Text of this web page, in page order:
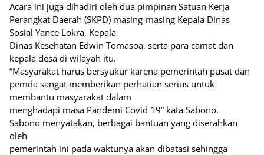
Acara ini juga dihadiri oleh dua pimpinan Satuan Kerja
Perangkat Daerah (SKPD) masing-masing Kepala Dinas
Sosial Yance Lokra, Kepala
Dinas Kesehatan Edwin Tomasoa, serta para camat dan
kepala desa di wilayah itu.
“Masyarakat harus bersyukur karena pemerintah pusat dan
pemda sangat memberikan perhatian serius untuk
membantu masyarakat dalam
menghadapi masa Pandemi Covid 19” kata Sabono.
Sabono menyatakan, berbagai bantuan yang diserahkan
oleh
pemerintah ini pada waktunya akan dibatasi sehingga